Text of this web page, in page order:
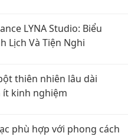
LYNA Studio: Biểu
Lịch Và Tiện Nghi
thiên nhiên lâu dài
ít kinh nghiệm
phù hợp với phong cách